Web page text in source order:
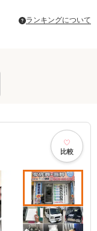
ランキングについて
比較